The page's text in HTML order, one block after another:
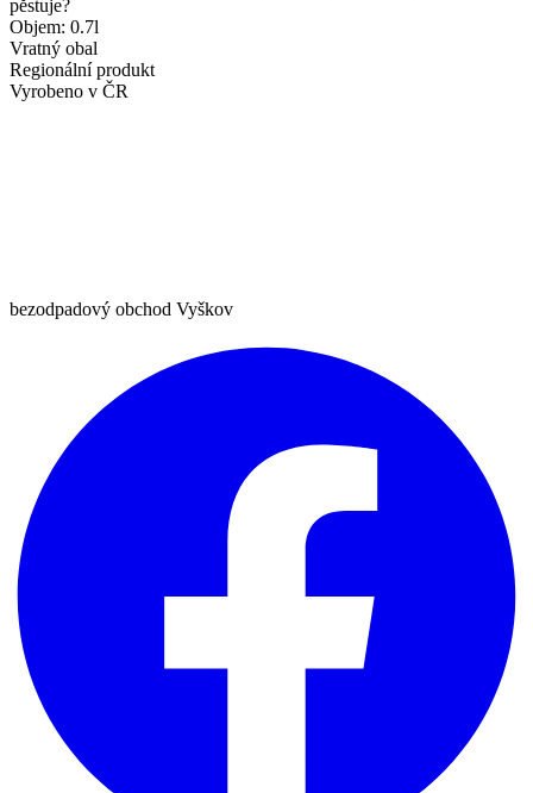
pěstuje?
Objem: 0.7l
Vratný obal
Regionální produkt
Vyrobeno v ČR
bezodpadový obchod Vyškov